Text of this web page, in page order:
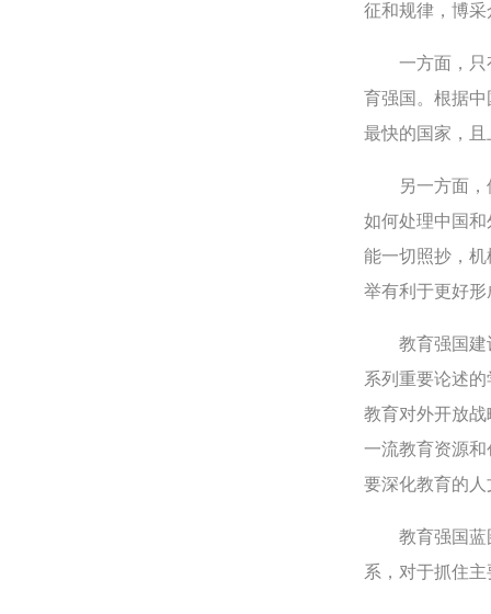
征和规律，博
一方面，只有
育强国。根据中
最快的国家，
另一方面，借
如何处理中国
能一切照抄，
举有利于更好
教育强国建设
系列重要论述
教育对外开放
一流教育资源
要深化教育的
教育强国蓝图
系，对于抓住